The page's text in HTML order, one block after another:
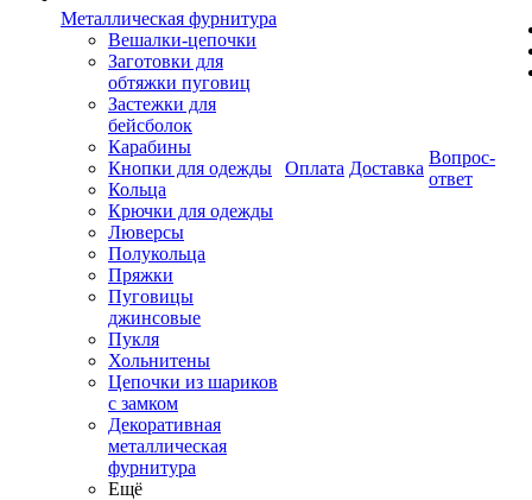
Металлическая фурнитура
Вешалки-цепочки
Заготовки для
обтяжки пуговиц
Застежки для
бейсболок
Карабины
Кнопки для одежды
Кольца
Крючки для одежды
Люверсы
Полукольца
Пряжки
Пуговицы
джинсовые
Пукля
Хольнитены
Цепочки из шариков
с замком
Декоративная
металлическая
фурнитура
Ещё
Оплата Доставка
Вопрос-
ответ